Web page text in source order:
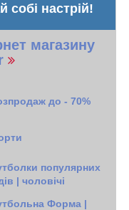
собі настрій!
магазину
до - 70%
популярних
| чоловічі
Форма |